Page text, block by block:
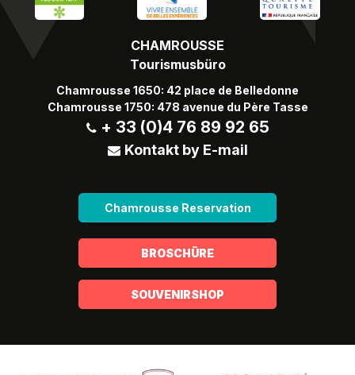
CHAMROUSSE
Tourismusbüro
Chamrousse 1650: 42 place de Belledonne
Chamrousse 1750: 478 avenue du Père Tasse
+ 33 (0)4 76 89 92 65
Kontakt by E-mail
Chamrousse Reservation
BROSCHÜRE
SOUVENIRSHOP